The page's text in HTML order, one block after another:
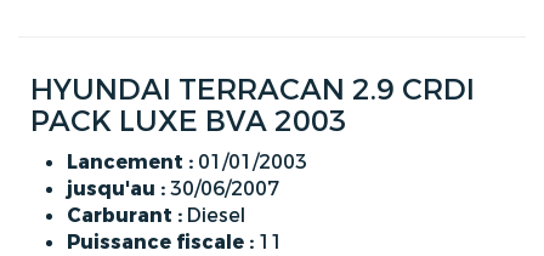
HYUNDAI TERRACAN 2.9 CRDI
PACK LUXE BVA 2003
Lancement : 01/01/2003
jusqu'au :30/06/2007
Carburant : Diesel
Puissance fiscale : 11